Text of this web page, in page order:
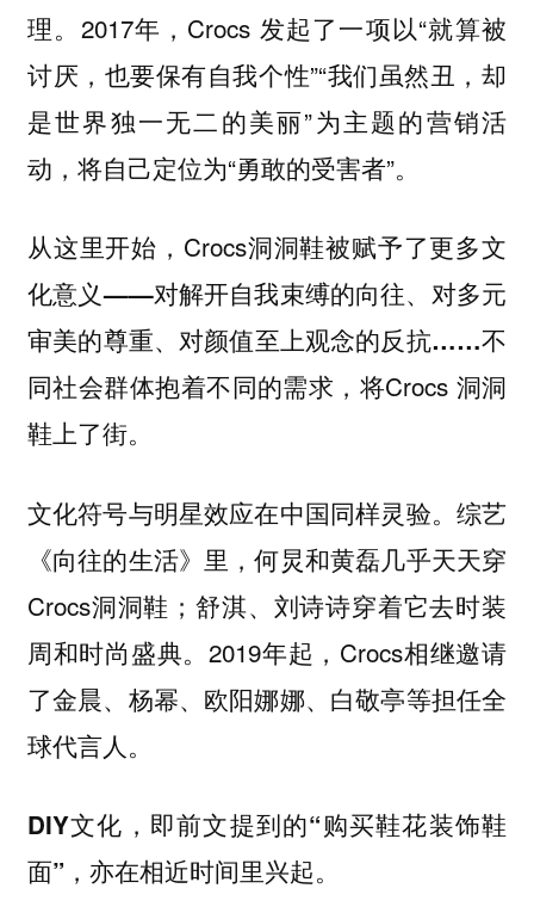
理。2017年，Crocs 发起了一项以“就算被
讨厌，也要保有自我个性”“我们虽然丑，却
是世界独一无二的美丽”为主题的营销活
动，将自己定位为“勇敢的受害者”。
从这里开始，Crocs洞洞鞋被赋予了更多文
化意义——对解开自我束缚的向往、对多元
审美的尊重、对颜值至上观念的反抗……不
同社会群体抱着不同的需求，将Crocs 洞洞
鞋上了街。
文化符号与明星效应在中国同样灵验。综艺
《向往的生活》里，何炅和黄磊几乎天天穿
Crocs洞洞鞋；舒淇、刘诗诗穿着它去时装
周和时尚盛典。2019年起，Crocs相继邀请
了金晨、杨幂、欧阳娜娜、白敬亭等担任全
球代言人。
DIY文化，即前文提到的“购买鞋花装饰鞋
面”， 亦在相近时间里兴起。